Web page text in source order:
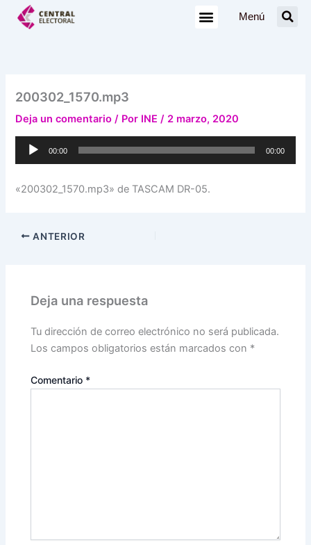
Menú
200302_1570.mp3
Deja un comentario / Por INE/ 2 marzo, 2020
Reproductor
00:00 00:00
«200302_1570.mp3» de TASCAM DR-05.
ANTERIOR
Deja una respuesta
Tu dirección de correo electrónico no será publicada.
Los campos obligatorios están marcados con *
Comentario *